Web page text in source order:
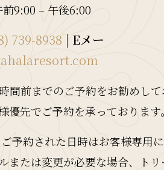
9:00 – 午後6:00
739-8938 | Eメー
間前までのご予約をお勧めして
先でご予約を承っております。
ご予約された日時はお客様専用
または変更が必要な場合、トリ